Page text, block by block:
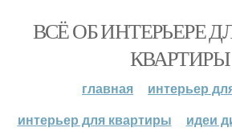
ВСЁ ОБ ИНТЕРЬЕРЕ
КВАРТИРЫ
главная
интерьер
интерьер для квартиры
идеи